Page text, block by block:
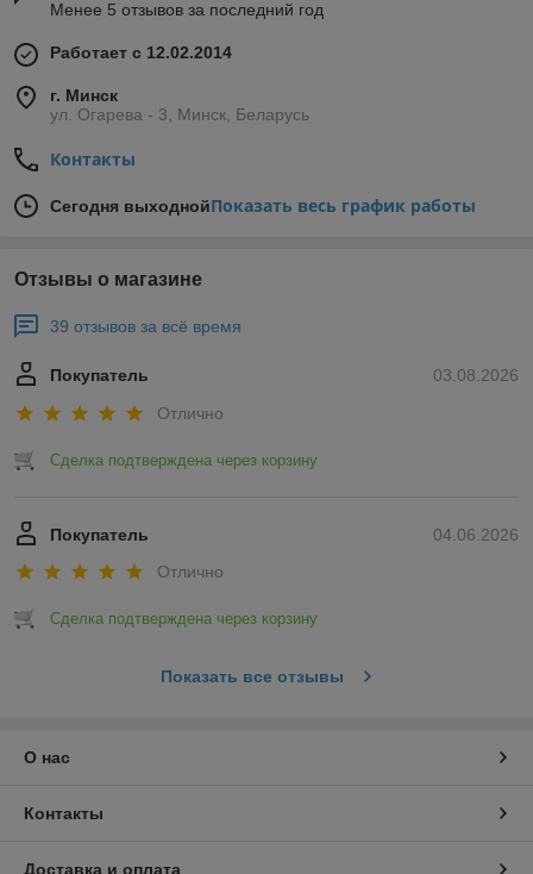
Менее 5 отзывов за последний год
Работает с 12.02.2014
г. Минск
ул. Огарева - 3, Минск, Беларусь
Контакты
Сегодня выходнойПоказать весь график работы
Отзывы о магазине
39 отзывов за всё время
03.08.2026
Покупатель
Отлично
Сделка подтверждена через корзину
04.06.2026
Покупатель
Отлично
Сделка подтверждена через корзину
Показать все отзывы
О нас
Контакты
Доставка и оплата